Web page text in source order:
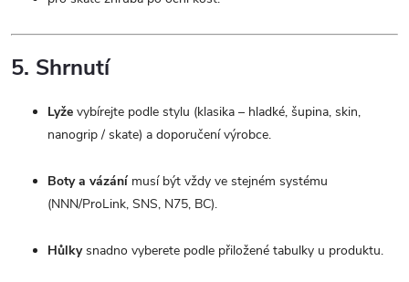
5. Shrnutí
Lyže vybírejte podle stylu (klasika – hladké, šupina, skin,
nanogrip / skate) a doporučení výrobce.
Boty a vázání musí být vždy ve stejném systému
(NNN/ProLink, SNS, N75, BC).
Hůlkysnadno vyberete podle přiložené tabulky u produktu.